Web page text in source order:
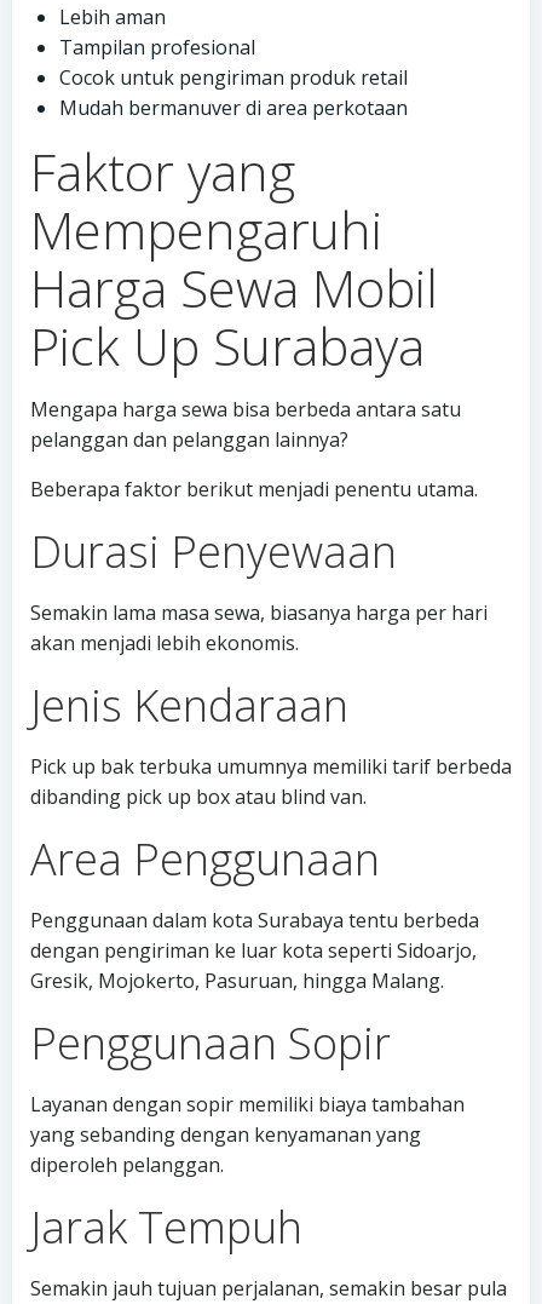
Lebih aman
Tampilan profesional
Cocok untuk pengiriman produk retail
Mudah bermanuver di area perkotaan
Faktor yang
Mempengaruhi
Harga Sewa Mobil
Pick Up Surabaya
Mengapa harga sewa bisa berbeda antara satu
pelanggan dan pelanggan lainnya?
Beberapa faktor berikut menjadi penentu utama.
Durasi Penyewaan
Semakin lama masa sewa, biasanya harga per hari
akan menjadi lebih ekonomis.
Jenis Kendaraan
Pick up bak terbuka umumnya memiliki tarif berbeda
dibanding pick up box atau blind van.
Area Penggunaan
Penggunaan dalam kota Surabaya tentu berbeda
dengan pengiriman ke luar kota seperti Sidoarjo,
Gresik, Mojokerto, Pasuruan, hingga Malang.
Penggunaan Sopir
Layanan dengan sopir memiliki biaya tambahan
yang sebanding dengan kenyamanan yang
diperoleh pelanggan.
Jarak Tempuh
Semakin jauh tujuan perjalanan, semakin besar pula